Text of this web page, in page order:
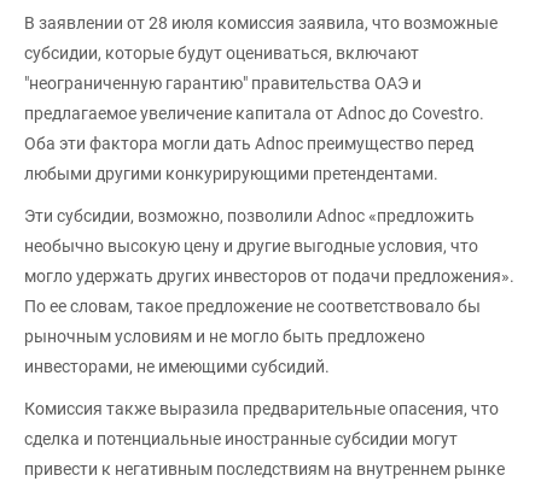
В заявлении от 28 июля комиссия заявила, что возможные
субсидии, которые будут оцениваться, включают
"неограниченную гарантию" правительства ОАЭ и
предлагаемое увеличение капитала от Adnoc до Covestro.
Оба эти фактора могли дать Adnoc преимущество перед
любыми другими конкурирующими претендентами.
Эти субсидии, возможно, позволили Adnoc «предложить
необычно высокую цену и другие выгодные условия, что
могло удержать других инвесторов от подачи предложения».
По ее словам, такое предложение не соответствовало бы
рыночным условиям и не могло быть предложено
инвесторами, не имеющими субсидий.
Комиссия также выразила предварительные опасения, что
сделка и потенциальные иностранные субсидии могут
привести к негативным последствиям на внутреннем рынке